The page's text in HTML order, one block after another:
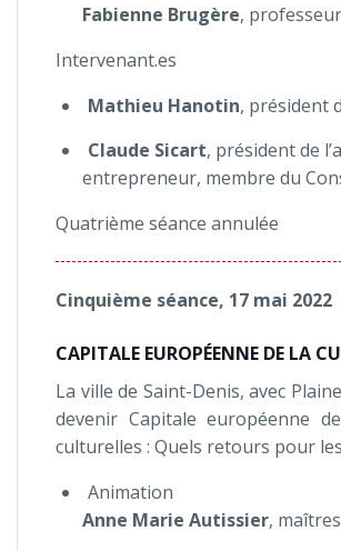
Fabienne Brugère,
Intervenant.es
Mathieu Hanotin, président
Claude Sicart, président de
entrepreneur, membre du
Quatrième séance annulée
Cinquième séance, 17 mai 2022
CAPITALE EUROPÉENNE DE LA
La ville de Saint-Denis, avec
devenir Capitale européenne
culturelles : Quels retours pour
Animation
Anne Marie Autissier,